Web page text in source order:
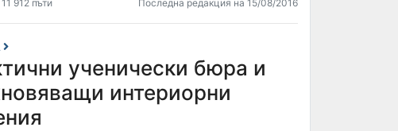
912 пъти Последна редакция на 15/08/2016
ученически бюра и
интериорни